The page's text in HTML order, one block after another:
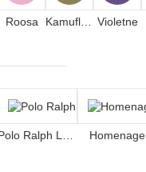
Roosa Violetne
Polo Ralph Lauren Homenage